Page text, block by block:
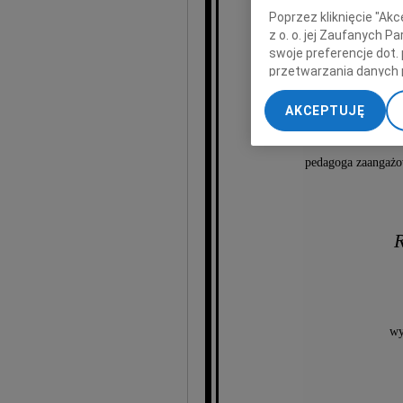
pedagoga
Poprzez kliknięcie
z o. o. jej Zaufanych
swoje preferencje dot.
przetwarzania danych
„Ustawienia
My, nasi Zaufani
dokładnych danych
Przechowywanie
AKCEPTUJĘ